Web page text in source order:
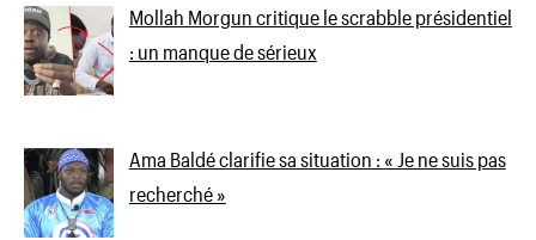
Mollah Morgun critique le scrabble présidentiel
: un manque de sérieux
Ama Baldé clarifie sa situation : « Je ne suis pas
recherché »